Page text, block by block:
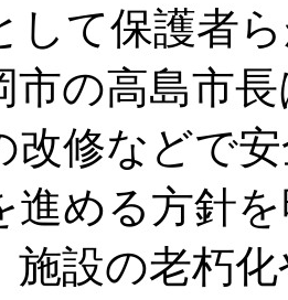
して保護者
市の高島市
改修などで
進める方針
施設の老朽